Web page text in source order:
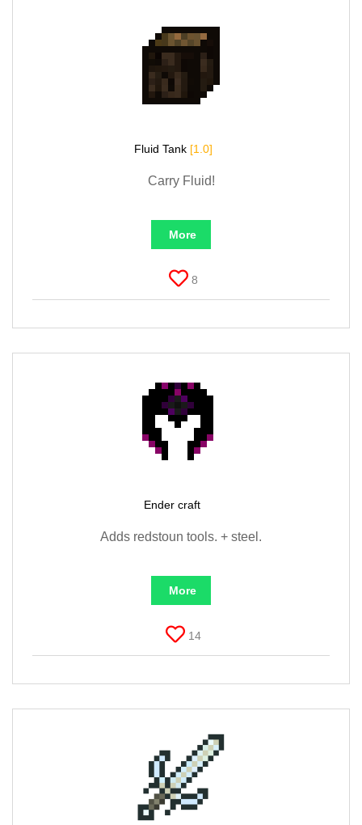
Fluid Tank [1.0]
Carry Fluid!
More
8
Ender craft
Adds redstoun tools. + steel.
More
14